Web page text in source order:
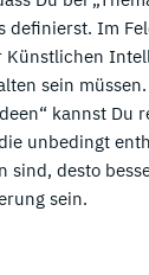
definierst. Im
Künstlichen
sein
kannst Du
unbedingt
sind, desto
sein.